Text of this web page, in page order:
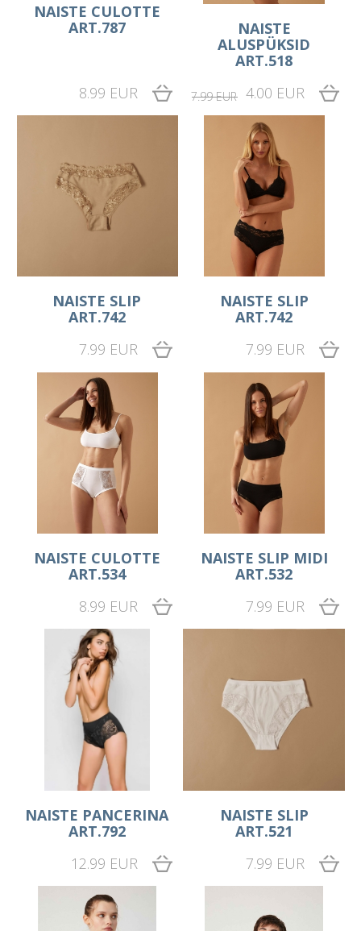
NAISTE CULOTTE
ART.787
8.99 EUR
NAISTE
ALUSPÜKSID
ART.518
7.99 EUR 4.00 EUR
NAISTE SLIP
ART.742
7.99 EUR
NAISTE SLIP
ART.742
7.99 EUR
NAISTE CULOTTE
ART.534
8.99 EUR
NAISTE SLIP MIDI
ART.532
7.99 EUR
NAISTE PANCERINA
ART.792
12.99 EUR
NAISTE SLIP
ART.521
7.99 EUR